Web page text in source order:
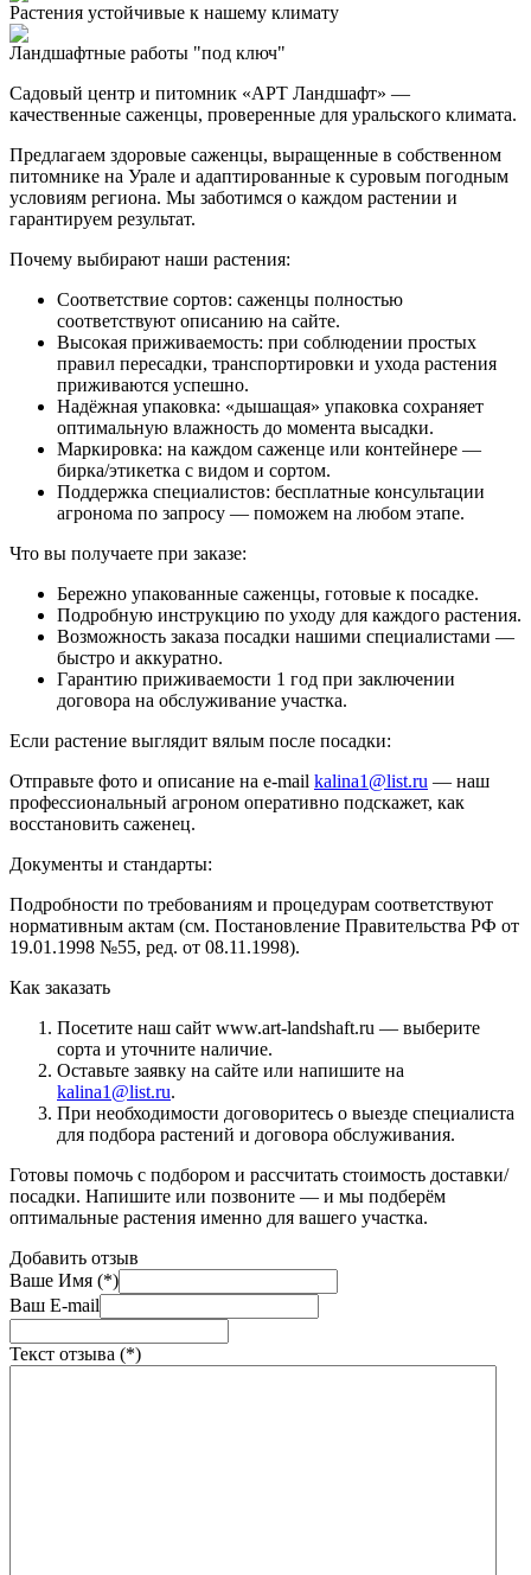
Растения устойчивые к нашему климату
Ландшафтные работы "под ключ"
Садовый центр и питомник «АРТ Ландшафт» —
качественные саженцы, проверенные для уральского климата.
Предлагаем здоровые саженцы, выращенные в собственном
питомнике на Урале и адаптированные к суровым погодным
условиям региона. Мы заботимся о каждом растении и
гарантируем результат.
Почему выбирают наши растения:
Соответствие сортов: саженцы полностью
соответствуют описанию на сайте.
Высокая приживаемость: при соблюдении простых
правил пересадки, транспортировки и ухода растения
приживаются успешно.
Надёжная упаковка: «дышащая» упаковка сохраняет
оптимальную влажность до момента высадки.
Маркировка: на каждом саженце или контейнере —
бирка/этикетка с видом и сортом.
Поддержка специалистов: бесплатные консультации
агронома по запросу — поможем на любом этапе.
Что вы получаете при заказе:
Бережно упакованные саженцы, готовые к посадке.
Подробную инструкцию по уходу для каждого растения.
Возможность заказа посадки нашими специалистами —
быстро и аккуратно.
Гарантию приживаемости 1 год при заключении
договора на обслуживание участка.
Если растение выглядит вялым после посадки:
Отправьте фото и описание на e-mail kalina1@list.ru — наш
профессиональный агроном оперативно подскажет, как
восстановить саженец.
Документы и стандарты:
Подробности по требованиям и процедурам соответствуют
нормативным актам (см. Постановление Правительства РФ от
19.01.1998 №55, ред. от 08.11.1998).
Как заказать
Посетите наш сайт www.art-landshaft.ru — выберите
сорта и уточните наличие.
Оставьте заявку на сайте или напишите на
kalina1@list.ru.
При необходимости договоритесь о выезде специалиста
для подбора растений и договора обслуживания.
Готовы помочь с подбором и рассчитать стоимость доставки/
посадки. Напишите или позвоните — и мы подберём
оптимальные растения именно для вашего участка.
Добавить отзыв
Ваше Имя (*)
Ваш E-mail
Текст отзыва (*)